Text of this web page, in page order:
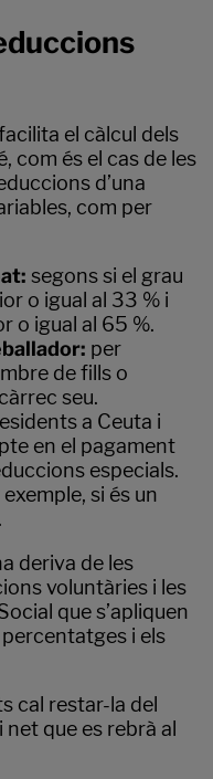
el càlcul dels
com és el cas de les
d’una
com per
segons si el grau
o igual al 33 % i
o igual al 65 %.
per
de fills o
seu.
a Ceuta i
en el pagament
especials.
si és un
deriva de les
voluntàries i les
que s’apliquen
percentatges i els
cal restar-la del
que es rebrà al